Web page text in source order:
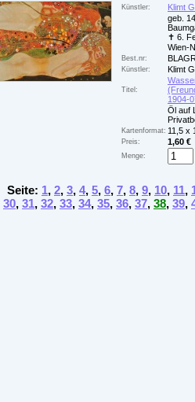
Künstler:
Klimt
geb.
✝ 6.
Wien-
Best.nr:
Künstler: Klimt
Titel:
1904-
Öl auf
Kartenformat: 11,5 x
Preis: 1,60 €
Menge:
Seite: 1, 2, 3, 4, 5, 6, 7, 8, 9, 10, 11,
30, 31, 32, 33, 34, 35, 36, 37, 38, 39,